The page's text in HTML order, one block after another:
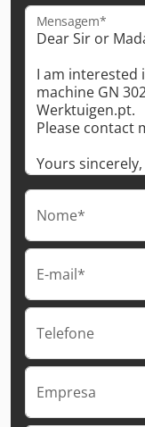
Mensagem*
Nome*
E-mail*
Telefone
Empresa